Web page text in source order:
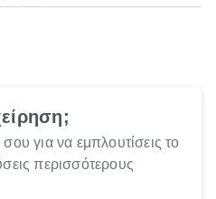
για να εμπλουτίσεις το
περισσότερους